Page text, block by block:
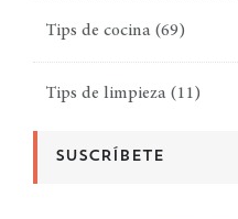
Tips de cocina (69)
Tips de limpieza (11)
SUSCRÍBETE